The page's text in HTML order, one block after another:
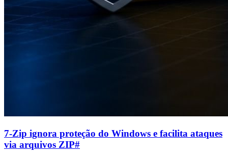
7-Zip ignora proteção do Windows e facilita ataques
via arquivos ZIP#